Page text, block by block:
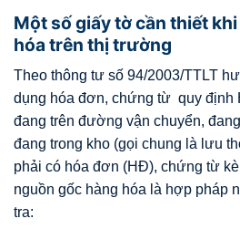
Một số giấy tờ cần thiết
hóa trên thị trường
Theo thông tư số 94/2003/TTLT
dụng hóa đơn, chứng từ quy định
đang trên đường vận chuyển,
đang trong kho (gọi chung là lưu
phải có hóa đơn (HĐ), chứng từ
nguồn gốc hàng hóa là hợp pháp
tra: